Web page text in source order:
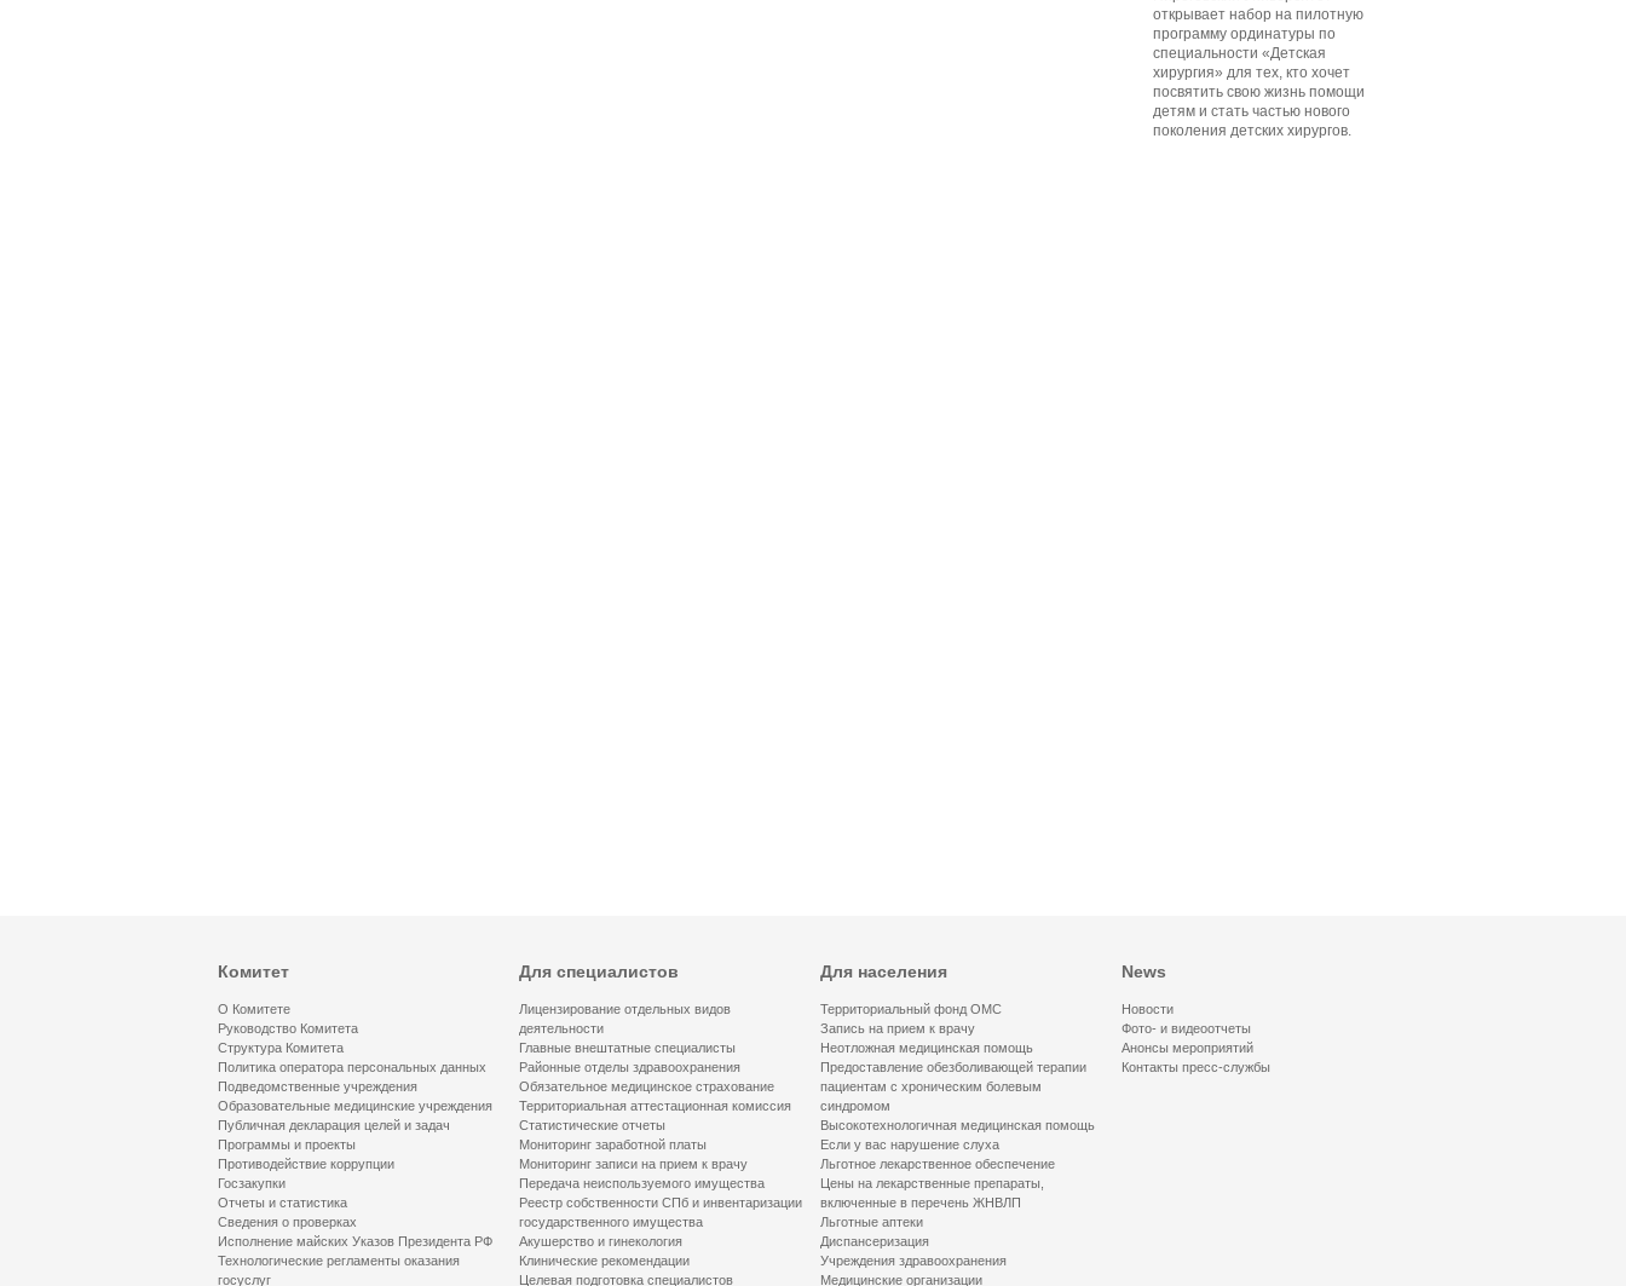
открывает набор на пилотную
программу ординатуры по
специальности «Детская
хирургия» для тех, кто хочет
посвятить свою жизнь помощи
детям и стать частью нового
поколения детских хирургов.
Комитет
О Комитете
Руководство Комитета
Структура Комитета
Политика оператора персональных данных
Подведомственные учреждения
Образовательные медицинские учреждения
Публичная декларация целей и задач
Программы и проекты
Противодействие коррупции
Госзакупки
Отчеты и статистика
Сведения о проверках
Исполнение майских Указов Президента РФ
Технологические регламенты оказания
госуслуг
Для специалистов
Лицензирование отдельных видов
деятельности
Главные внештатные специалисты
Районные отделы здравоохранения
Обязательное медицинское страхование
Территориальная аттестационная комиссия
Статистические отчеты
Мониторинг заработной платы
Мониторинг записи на прием к врачу
Передача неиспользуемого имущества
Реестр собственности СПб и инвентаризации
государственного имущества
Акушерство и гинекология
Клинические рекомендации
Целевая подготовка специалистов
Для населения
Территориальный фонд ОМС
Запись на прием к врачу
Неотложная медицинская помощь
Предоставление обезболивающей терапии
пациентам с хроническим болевым
синдромом
Высокотехнологичная медицинская помощь
Если у вас нарушение слуха
Льготное лекарственное обеспечение
Цены на лекарственные препараты,
включенные в перечень ЖНВЛП
Льготные аптеки
Диспансеризация
Учреждения здравоохранения
Медицинские организации
News
Новости
Фото- и видеоотчеты
Анонсы мероприятий
Контакты пресс-службы